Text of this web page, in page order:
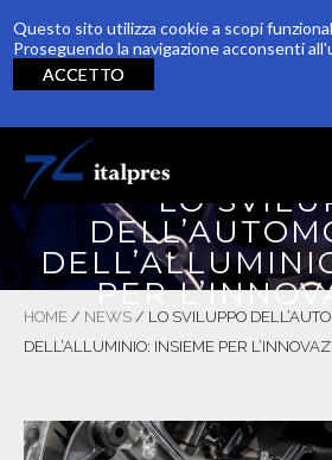
Questo sito utilizza cookie a scopi
Proseguendo la navigazione acconsenti
ACCETTO
Salta al contenuto principale
HOME
AZIENDA
PRODUZIONE
LO
PER
HOME / NEWS / LO SVILUPPO
DELL’ALLUMINIO: INSIEME PER